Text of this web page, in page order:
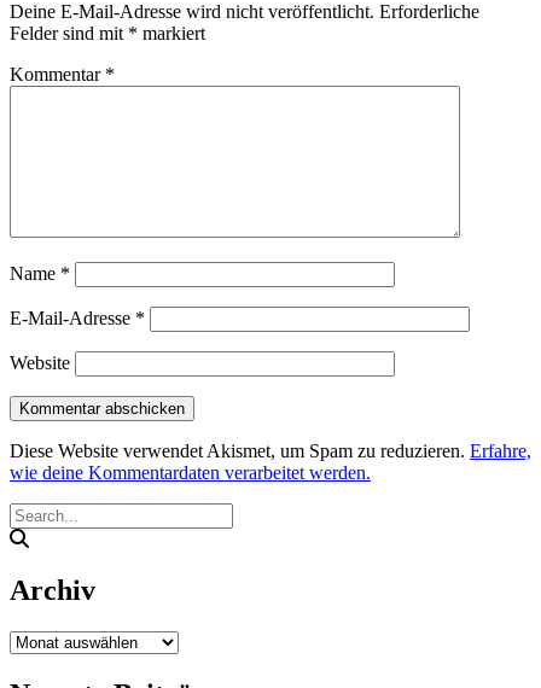
Deine E-Mail-Adresse wird nicht veröffentlicht. Erforderliche
Felder sind mit * markiert
Kommentar *
Name *
E-Mail-Adresse *
Website
Diese Website verwendet Akismet, um Spam zu reduzieren. Erfahre,
wie deine Kommentardaten verarbeitet werden.
Archiv
Archiv